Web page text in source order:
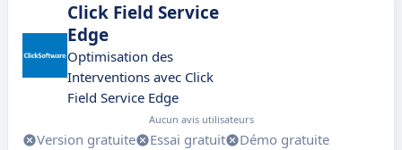
Click Field Service
Edge
Optimisation des
Interventions avec Click
Field Service Edge
Aucun avis utilisateurs
Version gratuite Essai gratuit
Démo gratuite